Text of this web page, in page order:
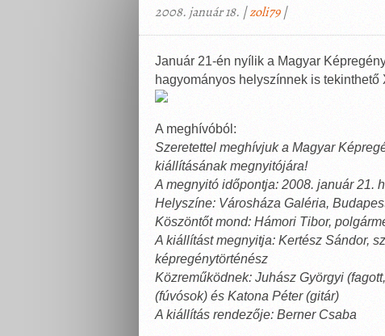
2008. január 18. |zoli79|
Január 21-én nyílik a Magyar
hagyományos helyszínnek is
A meghívóból:
Szeretettel meghívjuk a Magyar
kiállításának megnyitójára!
A megnyitó időpontja: 2008. január 21.
Helyszíne: Városháza Galéria,
Köszöntőt mond: Hámori Tibor,
A kiállítást megnyitja: Kertész Sándor,
képregénytörténész
Közreműködnek: Juhász Györgyi
(fúvósok) és Katona Péter (gitár)
A kiállítás rendezője: Berner Csaba